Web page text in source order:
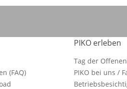
(FAQ)
PIKO erleben
Tag der
PIKO bei uns /